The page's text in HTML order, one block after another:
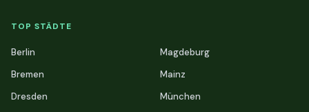
TOP STÄDTE
Berlin
Bremen
Dresden
Magdeburg
Mainz
München